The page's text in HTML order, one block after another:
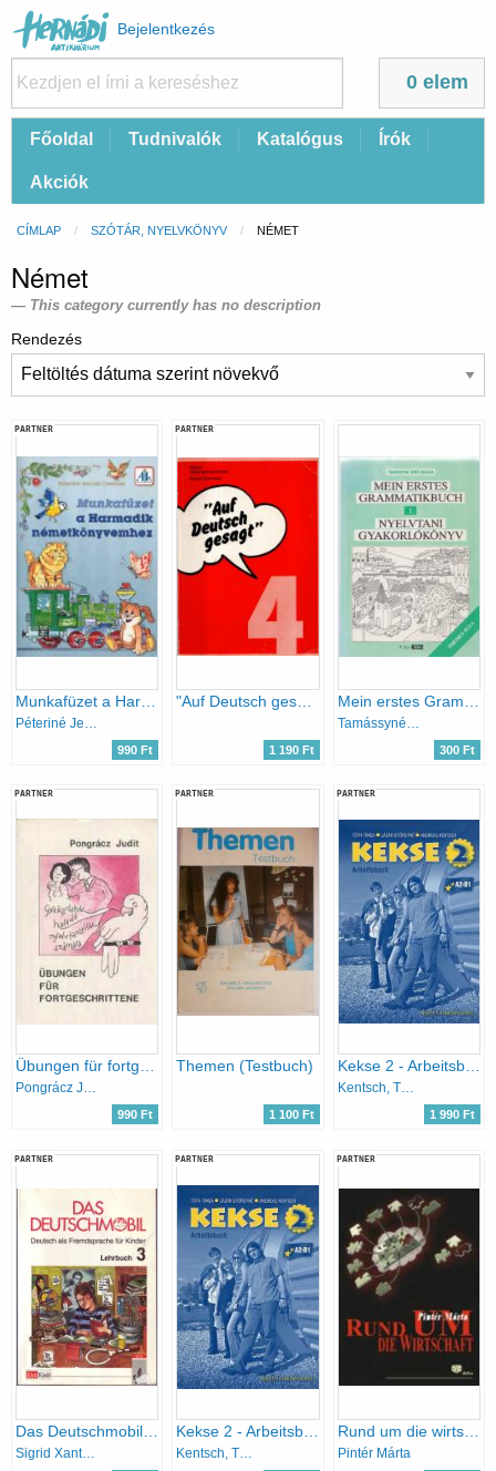
Felhasználói
fiók
menüje
Bejelentkezés
0 elem
FőFőoldal Tudnivalók Katalógus Írók
Akciók
Morzsa
CÍMLAP SZÓTÁR, NYELVKÖNYV CURRENT:
NÉMET
Német
This category currently has no description
Rendezés
PARTNER
990 Ft
PARTNER
1 190 Ft 300 Ft
PARTNER
Pongrácz Judit
990 Ft
PARTNER
Themen (Testbuch)
1 100 Ft
PARTNER
Kekse 2 - Arbeitsbuch A2-B1
Kentsch, Tóth, Lázár Györgyné
1 990 Ft
PARTNER
Sigrid Xanthos-Kretzschmer
PARTNER PARTNER
Rund um die wirtschaft A915
Pintér Márta